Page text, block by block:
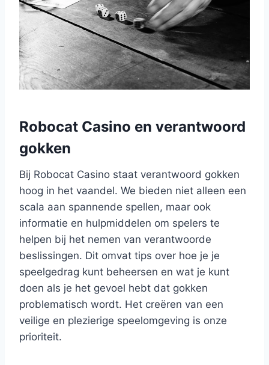
Robocat Casino en verantwoord
gokken
Bij Robocat Casino staat verantwoord gokken
hoog in het vaandel. We bieden niet alleen een
scala aan spannende spellen, maar ook
informatie en hulpmiddelen om spelers te
helpen bij het nemen van verantwoorde
beslissingen. Dit omvat tips over hoe je je
speelgedrag kunt beheersen en wat je kunt
doen als je het gevoel hebt dat gokken
problematisch wordt. Het creëren van een
veilige en plezierige speelomgeving is onze
prioriteit.